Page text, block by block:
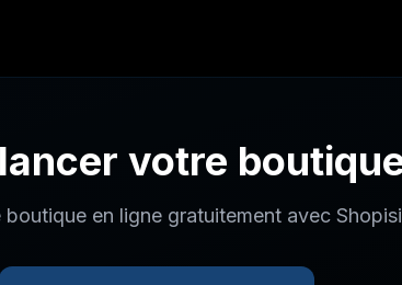
votre
boutique en ligne gratuitement avec